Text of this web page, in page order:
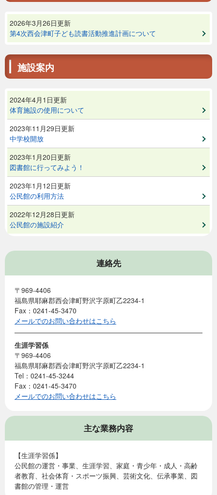
2026年3月26日更新
第4次西会津町子ども読書活動推進計画について
施設案内
2024年4月1日更新
体育施設の使用について
2023年11月29日更新
中学校開放
2023年1月20日更新
図書館に行ってみよう！
2023年1月12日更新
公民館の利用方法
2022年12月28日更新
公民館の施設紹介
連絡先
〒969-4406
福島県耶麻郡西会津町野沢字原町乙2234-1
Fax：0241-45-3470
メールでのお問い合わせはこちら
生涯学習係
〒969-4406
福島県耶麻郡西会津町野沢字原町乙2234-1
Tel：0241-45-3244
Fax：0241-45-3470
メールでのお問い合わせはこちら
主な業務内容
【生涯学習係】
公民館の運営・事業、生涯学習、家庭・青少年・成人・高齢
者教育、社会体育・スポーツ振興、芸術文化、伝承事業、図
書館の管理・運営